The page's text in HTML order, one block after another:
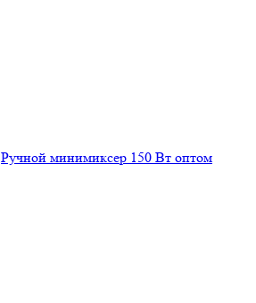
Ручной минимиксер 150 Вт оптом